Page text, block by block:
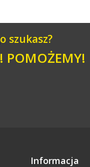
szukasz?
POMOŻEMY!
Informacja